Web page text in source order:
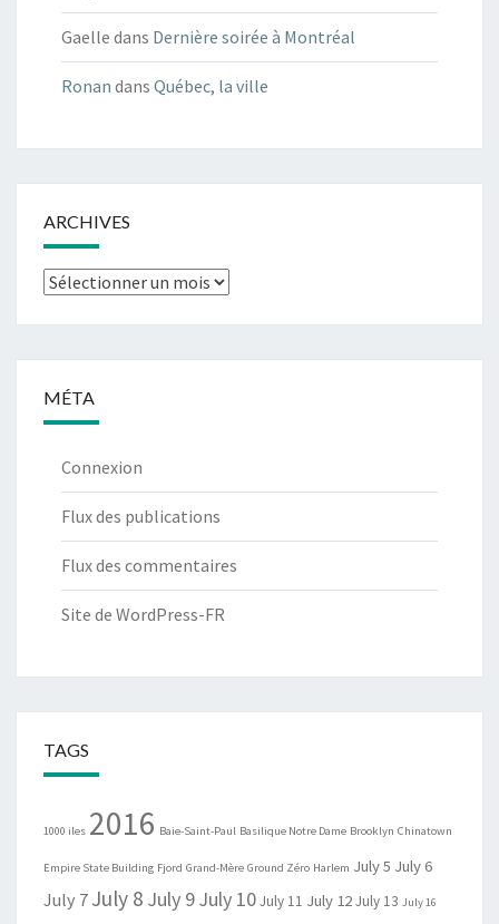
Gaelle dans Dernière soirée à Montréal
Ronan dans Québec, la ville
ARCHIVES
Archives
MÉTA
Connexion
Flux des publications
Flux des commentaires
Site de WordPress-FR
TAGS
1000 iles 2016 Baie-Saint-Paul Basilique Notre Dame Brooklyn Chinatown
Empire State Building Fjord Grand-Mère Ground Zéro Harlem July 5 July 6
July 7 July 8 July 9July 10July 11 July 12July 13 July 16